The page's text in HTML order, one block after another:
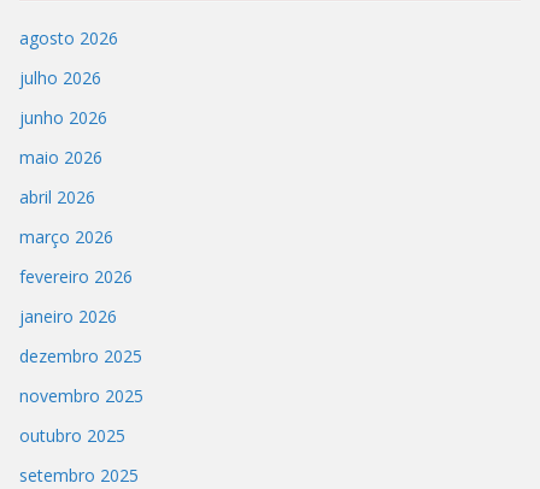
agosto 2026
julho 2026
junho 2026
maio 2026
abril 2026
março 2026
fevereiro 2026
janeiro 2026
dezembro 2025
novembro 2025
outubro 2025
setembro 2025